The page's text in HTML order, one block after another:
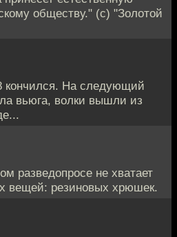
обществу." (с) "Золотой
кончился. На следующий
вьюга, волки вышли из
разведопросе не хватает
вещей: резиновых хрюшек.